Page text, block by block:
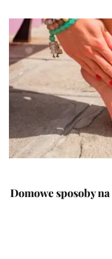
Domowe sposoby